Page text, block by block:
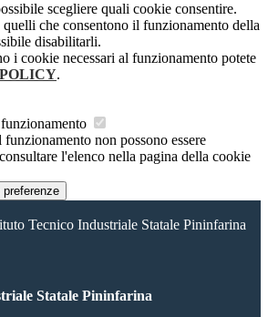
scegliere quali cookie consentire.
che consentono il funzionamento della
disabilitarli.
i cookie necessari al funzionamento potete
.
non possono essere
l'elenco nella pagina della cookie
Tecnico Industriale Statale Pininfarina
Statale Pininfarina